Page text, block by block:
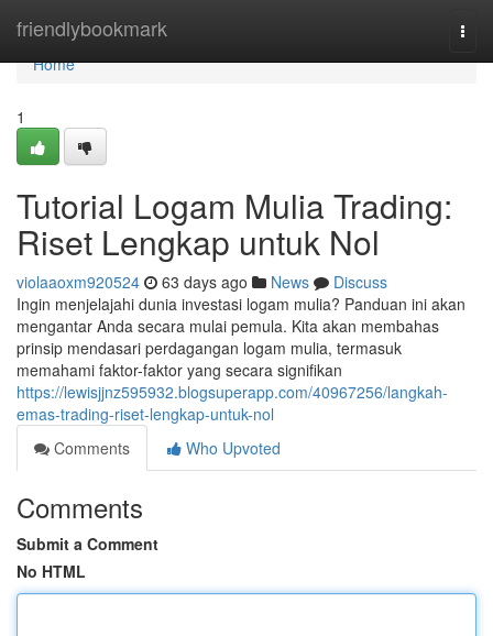
friendlybookmark
Home
Home
1
Tutorial Logam Mulia Trading:
Riset Lengkap untuk Nol
violaaoxm920524 63 days ago News
Discuss
Ingin menjelajahi dunia investasi logam mulia? Panduan ini akan
mengantar Anda secara mulai pemula. Kita akan membahas
prinsip mendasari perdagangan logam mulia, termasuk
memahami faktor-faktor yang secara signifikan
https://lewisjjnz595932.blogsuperapp.com/40967256/langkah-
emas-trading-riset-lengkap-untuk-nol
Comments
Who Upvoted
Comments
Submit a Comment
No HTML